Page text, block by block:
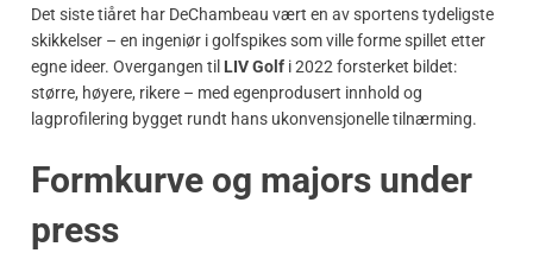
Det siste tiåret har DeChambeau vært en av sportens tydeligste
skikkelser – en ingeniør i golfspikes som ville forme spillet etter
egne ideer. Overgangen til LIV Golf i 2022 forsterket bildet:
større, høyere, rikere – med egenprodusert innhold og
lagprofilering bygget rundt hans ukonvensjonelle tilnærming.
Formkurve og majors under
press